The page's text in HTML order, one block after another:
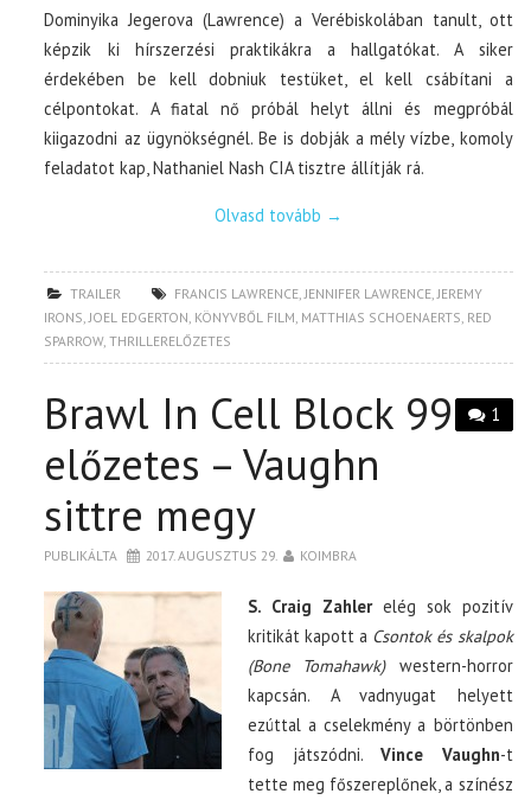
Dominyika Jegerova (Lawrence) a Verébiskolában tanult, ott
képzik ki hírszerzési praktikákra a hallgatókat. A siker
érdekében be kell dobniuk testüket, el kell csábítani a
célpontokat. A fiatal nő próbál helyt állni és megpróbál
kiigazodni az ügynökségnél. Be is dobják a mély vízbe, komoly
feladatot kap, Nathaniel Nash CIA tisztre állítják rá.
Olvasd tovább →
TRAILER FRANCIS LAWRENCE,JENNIFER LAWRENCE,JEREMY
IRONS,JOEL EDGERTON, KÖNYVBŐL FILM, MATTHIAS SCHOENAERTS, RED
SPARROW,THRILLERELŐZETES
1
Brawl In Cell Block 99
előzetes – Vaughn
sittre megy
PUBLIKÁLTA 2017. AUGUSZTUS 29. KOIMBRA
S. Craig Zahlerelég sok pozitív
kritikát kapott a Csontok és skalpok
(Bone Tomahawk)western-horror
kapcsán. A vadnyugat helyett
ezúttal a cselekmény a börtönben
fog játszódni.Vince Vaughn-t
tette meg főszereplőnek, a színész